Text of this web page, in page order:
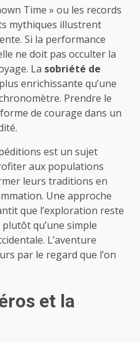
Time » ou les records
mythiques illustrent
Si la performance
ne doit pas occulter la
La sobriété de
enrichissante qu’une
Prendre le
de courage dans un
est un sujet
aux populations
leurs traditions en
Une approche
que l’exploration reste
qu’une simple
L’aventure
par le regard que l’on
et la